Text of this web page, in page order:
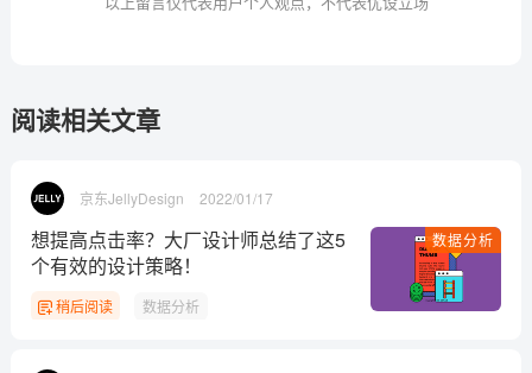
阅读相关文章
京东JellyDesign 2022/01/17
数据分析
想提高点击率？大厂设计师总结了这5
个有效的设计策略！
稍后阅读 数据分析